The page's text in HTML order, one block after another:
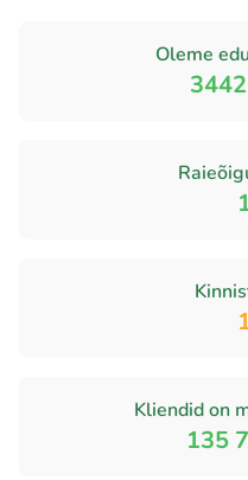
Oleme
3442
Kliendid on
135